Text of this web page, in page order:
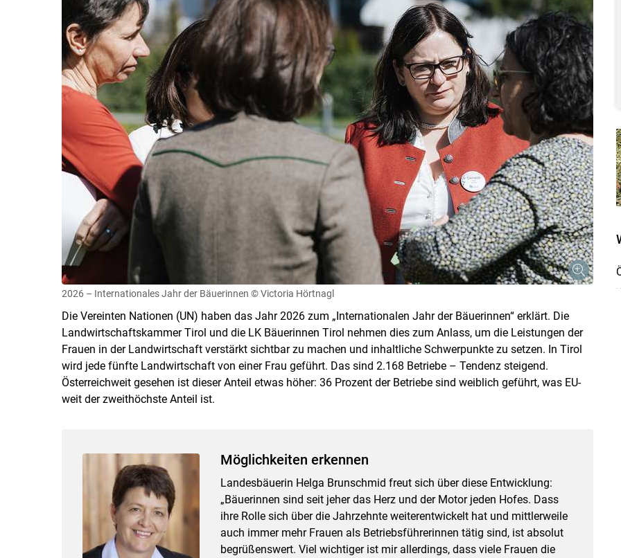
2026 – Internationales Jahr der Bäuerinnen © Victoria Hörtnagl
Die Vereinten Nationen (UN) haben das Jahr 2026 zum „Internationalen Jahr der Bäuerinnen“ erklärt. Die
Landwirtschaftskammer Tirol und die LK Bäuerinnen Tirol nehmen dies zum Anlass, um die Leistungen der
Frauen in der Landwirtschaft verstärkt sichtbar zu machen und inhaltliche Schwerpunkte zu setzen. In Tirol
wird jede fünfte Landwirtschaft von einer Frau geführt. Das sind 2.168 Betriebe – Tendenz steigend.
Österreichweit gesehen ist dieser Anteil etwas höher: 36 Prozent der Betriebe sind weiblich geführt, was EU-
weit der zweithöchste Anteil ist.
Möglichkeiten erkennen
Landesbäuerin Helga Brunschmid freut sich über diese Entwicklung:
„Bäuerinnen sind seit jeher das Herz und der Motor jeden Hofes. Dass
ihre Rolle sich über die Jahrzehnte weiterentwickelt hat und mittlerweile
auch immer mehr Frauen als Betriebsführerinnen tätig sind, ist absolut
begrüßenswert. Viel wichtiger ist mir allerdings, dass viele Frauen die